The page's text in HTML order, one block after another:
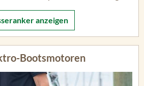
anzeigen
Bootsmotoren